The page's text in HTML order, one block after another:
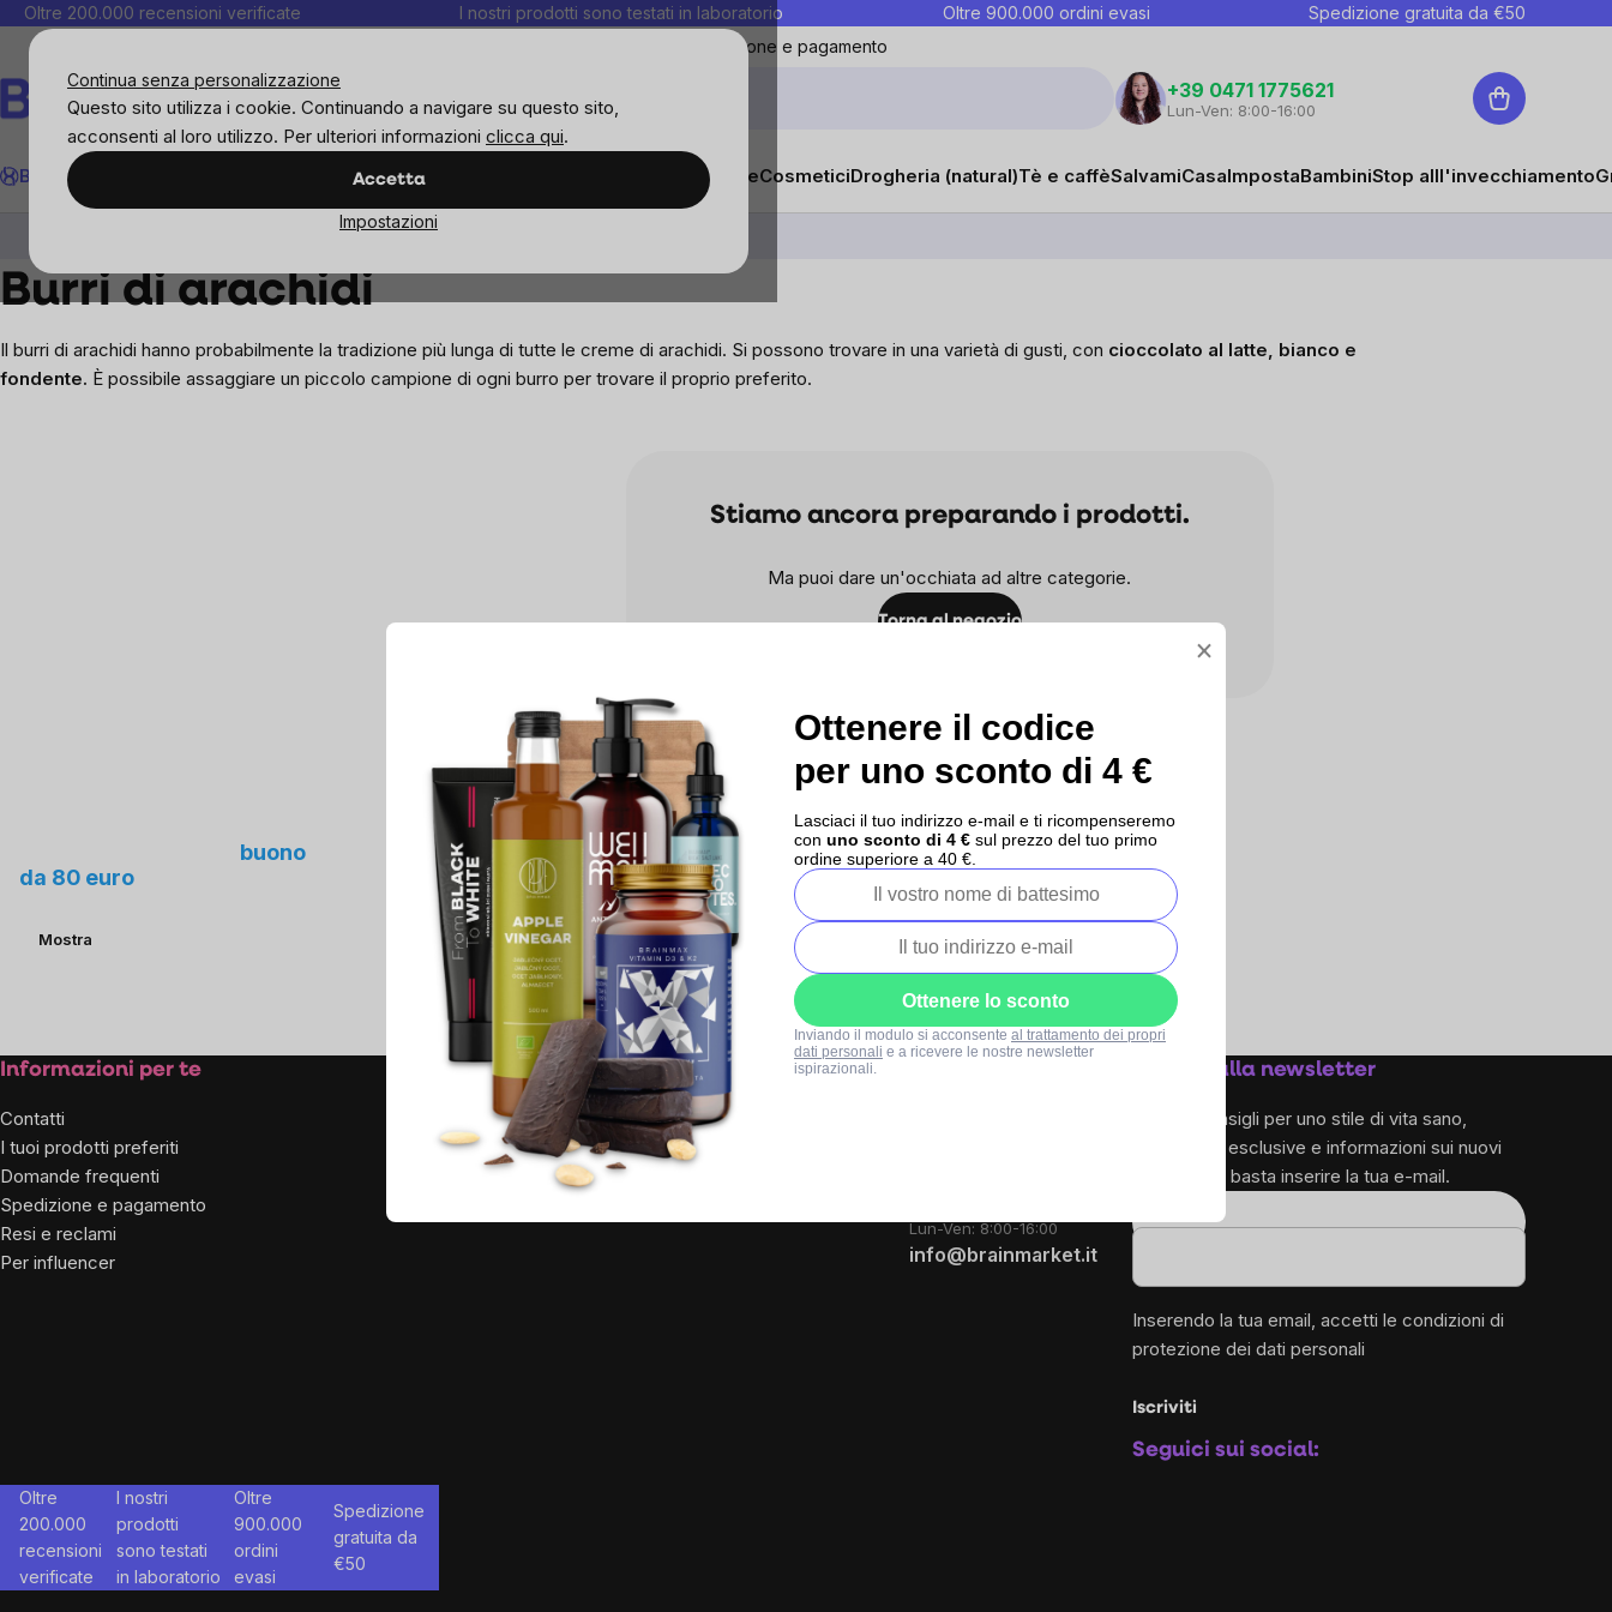
Continua senza personalizzazione
Questo sito utilizza i cookie. Continuando a navigare su questo sito,
acconsenti al loro utilizzo. Per ulteriori informazioni clicca qui.
Accetta
Impostazioni
Salta
contenuto
Oltre 200.000 recensioni verificate I nostri prodotti sono testati in laboratorio Oltre 900.000 ordini evasi Spedizione gratuita da €50
Spedizione e pagamento
Cerca
+39 0471 1775621
Lun-Ven: 8:00-16:00
Carrello
BrainMax AlimentiAlimentazione sana Integratori e vitamineCosmeticiDrogheria (natural)Tè e caffèSalvamiCasaImpostaBambiniStop alll'invecchiamento
Brainmax Pure Burro di noci
Burri di arachidi
Il burri di arachidi hanno probabilmente la tradizione più lunga di tutte le creme di arachidi. Si possono trovare in una varietà di gusti, con cioccolato al latte, bianco e
fondente. È possibile assaggiare un piccolo campione di ogni burro per trovare il proprio preferito.
buono
da 80 euro
Mostra
Stiamo ancora preparando i prodotti.
Ma puoi dare un'occhiata ad altre categorie.
Torna al negozio
Footer
Informazioni per te
Contatti
I tuoi prodotti preferiti
Domande frequenti
Spedizione e pagamento
Resi e reclami
Per influencer
Sulla nostra
azienda
Chi siamo
Per influencer
I nostri progetti
Blog
Lun-Ven: 8:00-16:00
info@brainmarket.it
Iscriviti alla newsletter
e ricevi consigli per uno stile di vita sano,
promozioni esclusive e informazioni sui nuovi
prodotti – ti basta inserire la tua e-mail.
Inserendo la tua email, accetti le condizioni di
protezione dei dati personali
Iscriviti
Seguici sui social:
Oltre
200.000
recensioni
verificate
I nostri
prodotti
sono testati
in laboratorio
Oltre
900.000
ordini
evasi
Spedizione
gratuita da
€50
×
Ottenere il codice
per uno sconto di 4 €
Lasciaci il tuo indirizzo e-mail e ti ricompenseremo
con uno sconto di 4 € sul prezzo del tuo primo
ordine superiore a 40 €.
Ottenere lo sconto
Inviando il modulo si acconsente al trattamento dei propri
dati personali e a ricevere le nostre newsletter
ispirazionali.